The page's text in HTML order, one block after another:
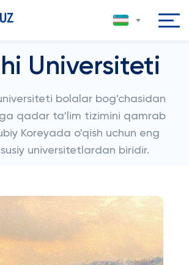
Universiteti
bolalar bog'chasidan
qadar ta'lim tizimini qamrab
Koreyada o'qish uchun eng
universitetlardan biridir.